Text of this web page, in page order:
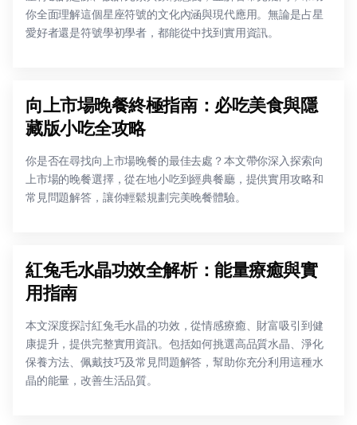
你全面理解這個星座符號的文化內涵與現代應用。無論是占星
愛好者還是符號學初學者，都能從中找到實用資訊。
向上市場晚餐終極指南：必吃美食與隱
藏版小吃全攻略
你是否在尋找向上市場晚餐的最佳去處？本文帶你深入探索向
上市場的晚餐選擇，從在地小吃到經典餐廳，提供實用攻略和
常見問題解答，讓你輕鬆規劃完美晚餐體驗。
紅兔毛水晶功效全解析：能量療癒與實
用指南
本文深度探討紅兔毛水晶的功效，從情感療癒、財富吸引到健
康提升，提供完整實用資訊。包括如何挑選高品質水晶、淨化
保養方法、佩戴技巧及常見問題解答，幫助你充分利用這種水
晶的能量，改善生活品質。